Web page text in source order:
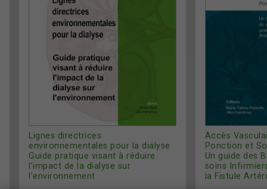
Lignes directrices
environnementales pour la dialyse
Guide pratique visant à réduire
l’impact de la dialyse sur
l’environnement
Accès
Ponction et
Un guide des
soins
la Fistule